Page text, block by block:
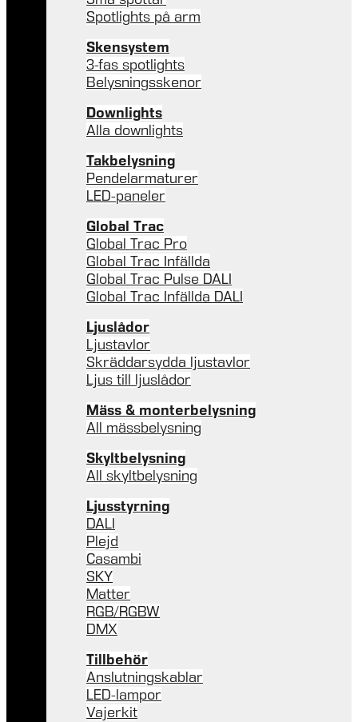
Spotlights på arm
Skensystem
3-fas spotlights
Belysningsskenor
Downlights
Alla downlights
Takbelysning
Pendelarmaturer
LED-paneler
Global Trac
Global Trac Pro
Global Trac Infällda
Global Trac Pulse DALI
Global Trac Infällda DALI
Ljuslådor
Ljustavlor
Skräddarsydda ljustavlor
Ljus till ljuslådor
Mäss & monterbelysning
All mässbelysning
Skyltbelysning
All skyltbelysning
Ljusstyrning
DALI
Plejd
Casambi
SKY
Matter
RGB/RGBW
DMX
Tillbehör
Anslutningskablar
LED-lampor
Vajerkit